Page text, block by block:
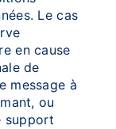
Le cas
en cause
de
message à
ou
support